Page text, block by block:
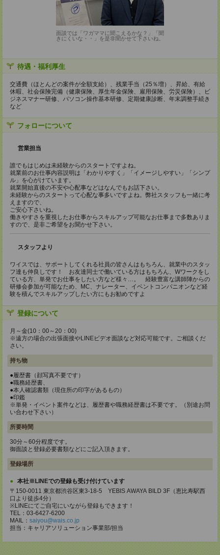
面談では「ワガママに聞こえるかな？」「聞
きにくいな・・」を是非聞かせて下さいね。
待遇・福利厚生
交通費（ほとんどの案件が全額支給）、残業手当（25％増）、昇給、有給
休暇、社会保険完備（健康保険、厚生年金保険、雇用保険、労災保険）、ビ
ジネスマナー研修、パソコン操作基本研修、定期健康診断、年末調整手続き
など
フォローについて
営業担当
誰でもはじめは未経験からのスタートですよね。
就業前のお仕事内容説明は「わかりやすく」「イメージしやすい」「シンプ
ル」を心がけています。
就業開始直後の不安や心配事などはなんでもお話下さい。
未経験からのスタートって心配な事多いですよね。弊社スタッフも一緒に考
えますので、
ご安心下さいね。
働きやすさを重視したお仕事からスキルアップ可能なお仕事まで多数ありま
すので、是非ご希望をお聞かせ下さい。
スタッフより
ワイスでは、サポートしてくれる社員の皆さんはもちろん、就業中のスタッ
フ達も仲良しです！ お友達同士で働いている方はもちろん、Wワークをし
ている方、単発でお仕事をしたい方など様々…。 経験豊富な講師陣からの
研修会参加が可能なため、MC、ナレーター、イベントコンパニオンなど経
験を積んでスキルアップしたい方にもお勧めですよ
登録について
月～金(10：00～20：00)
※遠方の場合の出張面接やLINEビデオ面談など対応可能です。ご相談くだ
さい。
持ち物
●履歴書（顔写真不要です）
●職務経歴書、
●本人確認書類（現住所の印字があるもの）
●印鑑
※単発・イベント案件などは、履歴書や職務経歴書は不要です。（別途お問
い合わせ下さい）
所要時間
30分～60分程度です。
御面談と登録必要書類などにご記入頂きます。
登録場所
本社※LINEでの登録も受け付けています
〒150-0011 東京都渋谷区東3-18-5 YEBIS AWAYA BILD 3F（恵比寿駅西
口より徒歩4分）
※LINEにてご自宅にいながら登録もできます！
TEL：03-6427-6200
MAIL： saiyou@wais.co.jp
担当：キャリアソリューション事業部/担当